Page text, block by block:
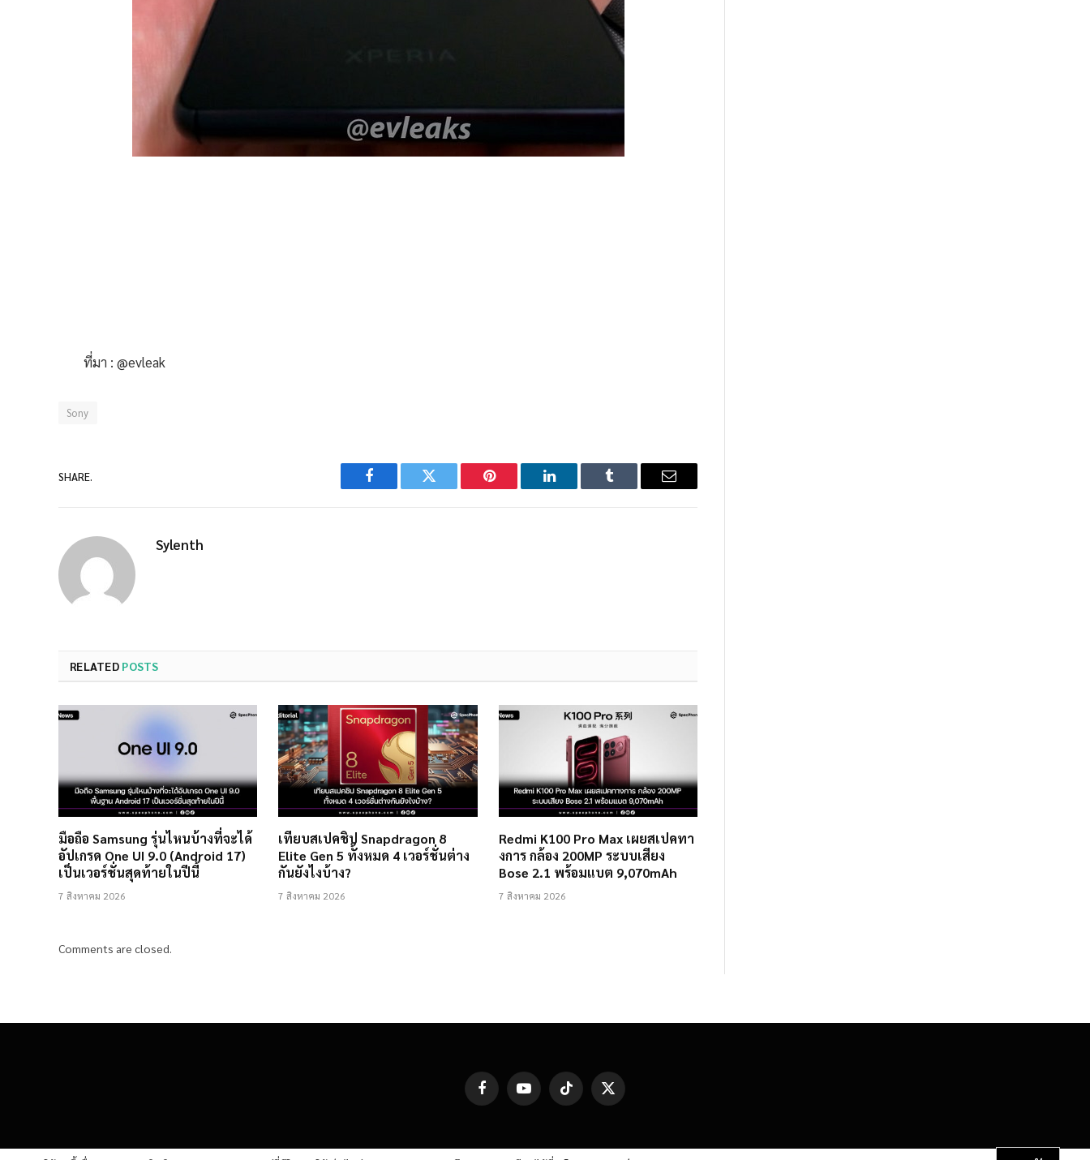
ที่มา : @evleak
Sony
SHARE.
Facebook Twitter Pinterest LinkedIn Tumblr Email
Sylenth
RELATED POSTS
มือถือ Samsung รุ่นไหนบ้างที่จะได้
อัปเกรด One UI 9.0 (Android 17)
เป็นเวอร์ชั่นสุดท้ายในปีนี้
7 สิงหาคม 2026
เทียบสเปคชิป Snapdragon 8
Elite Gen 5 ทั้งหมด 4 เวอร์ชั่นต่าง
กันยังไงบ้าง?
7 สิงหาคม 2026
Redmi K100 Pro Max เผยสเปคทา
งการ กล้อง 200MP ระบบเสียง
Bose 2.1 พร้อมแบต 9,070mAh
7 สิงหาคม 2026
Comments are closed.
FacebookYouTube TikTok
X